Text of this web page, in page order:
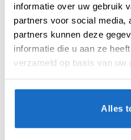
informatie over uw gebruik
partners voor social media,
partners kunnen deze
informatie die u aan ze
verzameld op basis van uw
Alles
Maak je setup
Surround, speciaal
passen bij de kleuren
Deze premium
niet alleen